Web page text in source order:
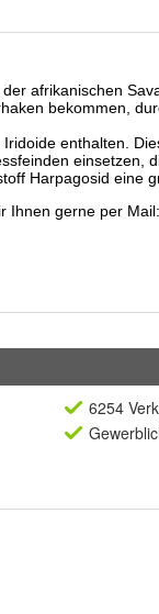
6254